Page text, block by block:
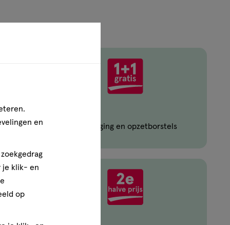
Oral-B mondverzorging en opzetborstels
en
je klik- en
op